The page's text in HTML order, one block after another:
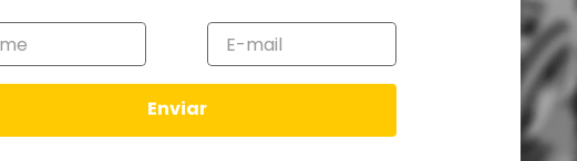
Enviar